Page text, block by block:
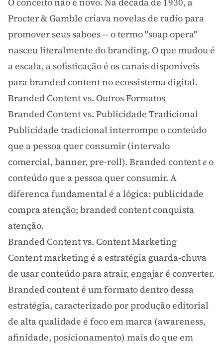
Procter & Gamble criava novelas de radio para
promover seus saboes -- o termo "soap opera"
nasceu literalmente dobranding. O que mudou é
a escala, a sofisticação é os canais disponíveis
para branded content no ecossistema digital.
Branded Content vs. Outros Formatos
Branded Content vs. Publicidade Tradicional
Publicidade tradicional interrompe o conteúdo
que a pessoa quer consumir (intervalo
comercial, banner, pre-roll). Branded contenteo
conteúdo que a pessoa quer consumir. A
diferenca fundamental é a lógica: publicidade
compra atenção; branded content conquista
atenção.
Branded Content vs. Content Marketing
Content marketingé a estratégia guarda-chuva
de usar conteúdo para atrair, engajar é converter.
Branded content é um formato dentro dessa
estratégia, caracterizado por produção editorial
de alta qualidade é foco em marca (awareness,
afinidade, posicionamento) mais do que em